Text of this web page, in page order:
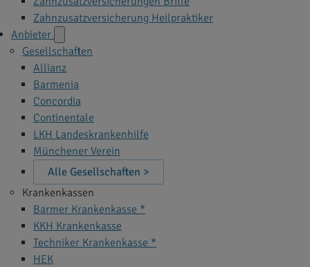
Zahnzusatzversicherung Heilpraktiker
Anbieter
Gesellschaften
Allianz
Barmenia
Concordia
Continentale
LKH Landeskrankenhilfe
Münchener Verein
Alle Gesellschaften >
Krankenkassen
Barmer Krankenkasse *
KKH Krankenkasse
Techniker Krankenkasse *
HEK